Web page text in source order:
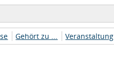
Gehört zu ... Veranstaltung